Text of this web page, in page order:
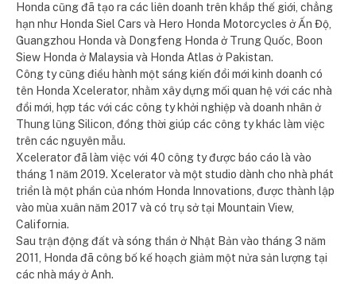
Honda cũng đã tạo ra các liên doanh trên khắp thế giới, chẳng
hạn như Honda Siel Cars và Hero Honda Motorcycles ở Ấn Độ,
Guangzhou Honda và Dongfeng Honda ở Trung Quốc, Boon
Siew Honda ở Malaysia và Honda Atlas ở Pakistan.
Công ty cũng điều hành một sáng kiến ​​đổi mới kinh doanh có
tên Honda Xcelerator, nhằm xây dựng mối quan hệ với các nhà
đổi mới, hợp tác với các công ty khởi nghiệp và doanh nhân ở
Thung lũng Silicon, đồng thời giúp các công ty khác làm việc
trên các nguyên mẫu.
Xcelerator đã làm việc với 40 công ty được báo cáo là vào
tháng 1 năm 2019. Xcelerator và một studio dành cho nhà phát
triển là một phần của nhóm Honda Innovations, được thành lập
vào mùa xuân năm 2017 và có trụ sở tại Mountain View,
California.
Sau trận động đất và sóng thần ở Nhật Bản vào tháng 3 năm
2011, Honda đã công bố kế hoạch giảm một nửa sản lượng tại
các nhà máy ở Anh.